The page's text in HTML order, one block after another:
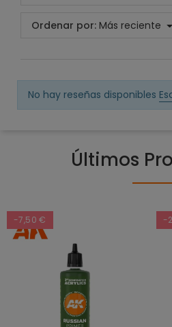
Ordenar por: Más reciente
No hay reseñas disponibles
Últimos
-7,50 € -